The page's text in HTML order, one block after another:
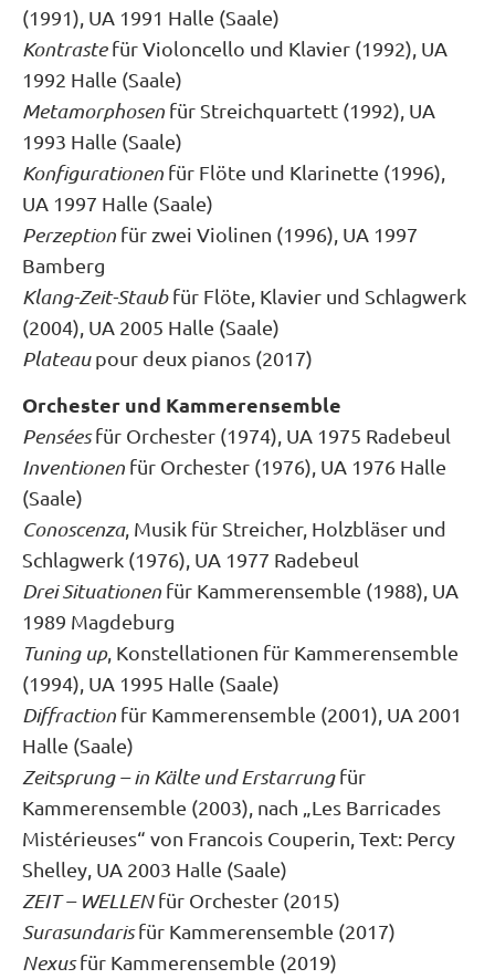
(1991), UA 1991 Halle (Saale)
Kontrastefür Violoncello und Klavier (1992), UA
1992 Halle (Saale)
Metamorphosen für Streichquartett (1992), UA
1993 Halle (Saale)
Konfigurationen für Flöte und Klarinette (1996),
UA 1997 Halle (Saale)
Perzeption für zwei Violinen (1996), UA 1997
Bamberg
Klang-Zeit-Staubfür Flöte, Klavier und Schlagwerk
(2004), UA 2005 Halle (Saale)
Plateaupour deux pianos (2017)
Orchester und Kammerensemble
Penséesfür Orchester (1974), UA 1975 Radebeul
Inventionen für Orchester (1976), UA 1976 Halle
(Saale)
Conoscenza, Musik für Streicher, Holzbläser und
Schlagwerk (1976), UA 1977 Radebeul
Drei Situationen für Kammerensemble (1988), UA
1989 Magdeburg
Tuning up, Konstellationen für Kammerensemble
(1994), UA 1995 Halle (Saale)
Diffraction für Kammerensemble (2001), UA 2001
Halle (Saale)
Zeitsprung – in Kälte und Erstarrungfür
Kammerensemble (2003), nach „Les Barricades
Mistérieuses“ von Francois Couperin, Text: Percy
Shelley, UA 2003 Halle (Saale)
ZEIT – WELLENfür Orchester (2015)
Surasundarisfür Kammerensemble (2017)
Nexusfür Kammerensemble (2019)